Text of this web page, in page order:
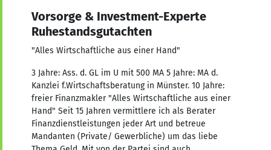
Vorsorge & Investment-Experte
Ruhestandsgutachten
"Alles Wirtschaftliche aus einer Hand"
3 Jahre: Ass. d. GL im U mit 500 MA 5 Jahre: MA d.
Kanzlei f.Wirtschaftsberatung in Münster. 10 Jahre:
freier Finanzmakler "Alles Wirtschaftliche aus einer
Hand" Seit 15 Jahren vermittlere ich als Berater
Finanzdienstleistungen jeder Art und betreue
Mandanten (Private/ Gewerbliche) um das liebe